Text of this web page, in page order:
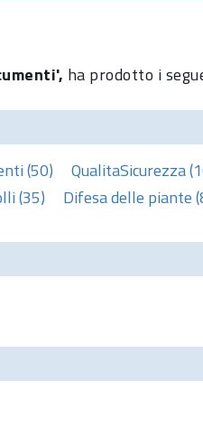
ha prodotto i
(50) QualitaSicurezza
(35) Difesa delle piante